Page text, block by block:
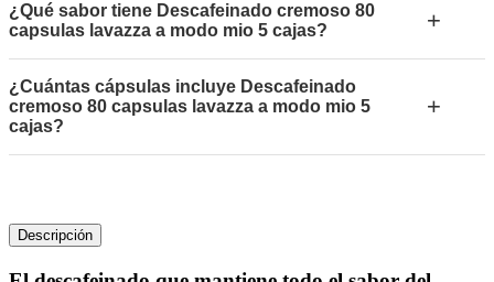
¿Qué sabor tiene Descafeinado cremoso 80
capsulas lavazza a modo mio 5 cajas?
+
¿Cuántas cápsulas incluye Descafeinado
cremoso 80 capsulas lavazza a modo mio 5
cajas?
+
Descripción